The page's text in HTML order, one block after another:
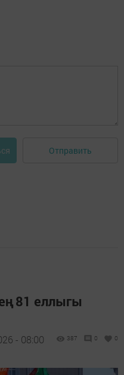
Отправить
81 еллыгы
- 08:00 387 0 0